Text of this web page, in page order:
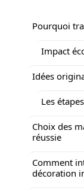
Pourquoi
Impact
Idées
Les
Choix des
réussie
Comment
décoration